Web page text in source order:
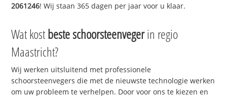
2061246! Wij staan 365 dagen per jaar voor u klaar.
Wat kostbeste schoorsteenvegerin regio
Maastricht?
Wij werken uitsluitend met professionele
schoorsteenvegers die met de nieuwste technologie werken
om uw probleem te verhelpen. Door voor ons te kiezen en